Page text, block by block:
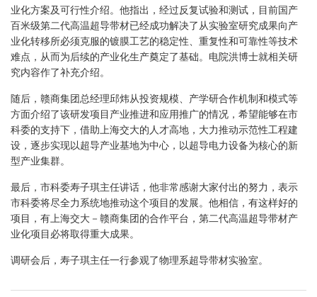
业化方案及可行性介绍。他指出，经过反复试验和测试，目前国产
百米级第二代高温超导带材已经成功解决了从实验室研究成果向产
业化转移所必须克服的镀膜工艺的稳定性、重复性和可靠性等技术
难点，从而为后续的产业化生产奠定了基础。电院洪博士就相关研
究内容作了补充介绍。
随后，赣商集团总经理邱炜从投资规模、产学研合作机制和模式等
方面介绍了该研发项目产业推进和应用推广的情况，希望能够在市
科委的支持下，借助上海交大的人才高地，大力推动示范性工程建
设，逐步实现以超导产业基地为中心，以超导电力设备为核心的新
型产业集群。
最后，市科委寿子琪主任讲话，他非常感谢大家付出的努力，表示
市科委将尽全力系统地推动这个项目的发展。他相信，有这样好的
项目，有上海交大－赣商集团的合作平台，第二代高温超导带材产
业化项目必将取得重大成果。
调研会后，寿子琪主任一行参观了物理系超导带材实验室。